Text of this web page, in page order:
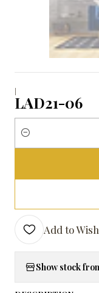
|
LAD21-06
Quantity
Add to
Show stock